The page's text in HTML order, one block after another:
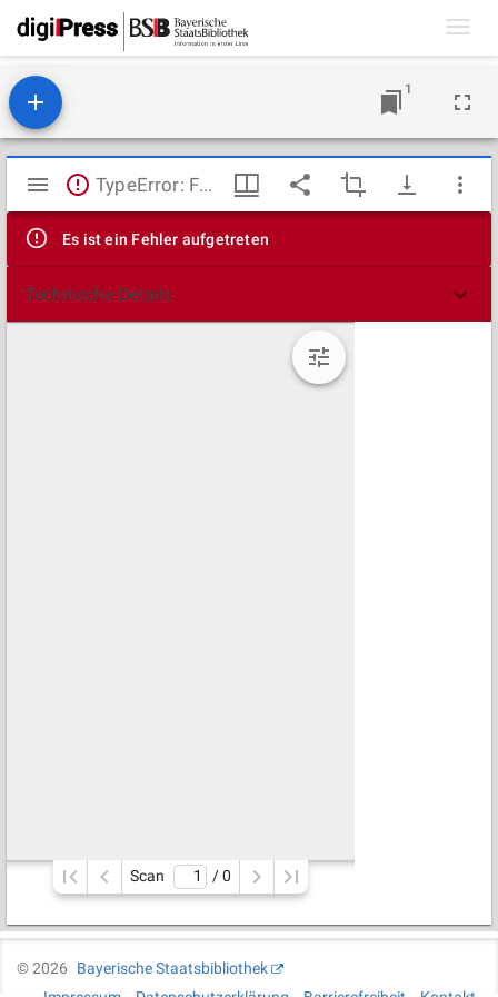
1
Mirador
Viewer
TypeError: Failed to fetch
Es ist ein Fehler aufgetreten
Technische Details
Scan / 0
©2026
Bayerische Staatsbibliothek